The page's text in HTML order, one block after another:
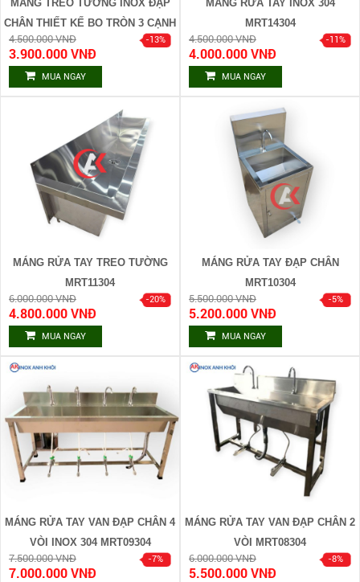
MÁNG TREO TƯỜNG INOX ĐẠP
CHÂN THIẾT KẾ BO TRÒN 3 CẠNH
4.500.000 VNĐ
3.900.000 VNĐ
MUA NGAY
MÁNG RỬA TAY INOX 304
MRT14304
4.500.000 VNĐ
4.000.000 VNĐ
MUA NGAY
MÁNG RỬA TAY TREO TƯỜNG
MRT11304
6.000.000 VNĐ
4.800.000 VNĐ
MUA NGAY
MÁNG RỬA TAY ĐẠP CHÂN
MRT10304
5.500.000 VNĐ
5.200.000 VNĐ
MUA NGAY
MÁNG RỬA TAY VAN ĐẠP CHÂN 4
VÒI INOX 304 MRT09304
7.500.000 VNĐ
7.000.000 VNĐ
MÁNG RỬA TAY VAN ĐẠP CHÂN 2
VÒI MRT08304
6.000.000 VNĐ
5.500.000 VNĐ